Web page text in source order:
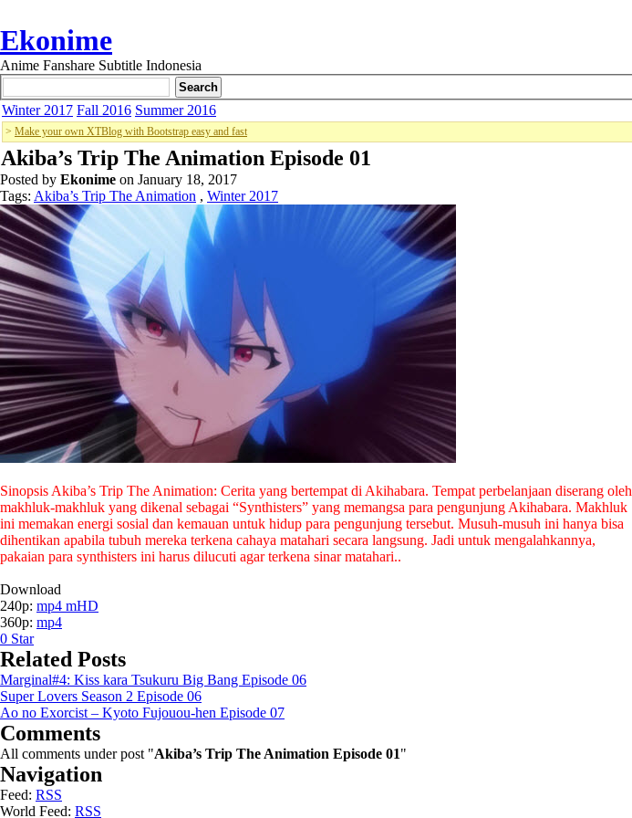
Ekonime
Anime Fanshare Subtitle Indonesia
Winter 2017 Fall 2016 Summer 2016
> Make your own XTBlog with Bootstrap easy and fast
Akiba’s Trip The Animation Episode 01
Posted by Ekonime on January 18, 2017
Tags: Akiba’s Trip The Animation , Winter 2017
Sinopsis Akiba’s Trip The Animation: Cerita yang bertempat di Akihabara. Tempat perbelanjaan diserang oleh
makhluk-makhluk yang dikenal sebagai “Synthisters” yang memangsa para pengunjung Akihabara. Makhluk
ini memakan energi sosial dan kemauan untuk hidup para pengunjung tersebut. Musuh-musuh ini hanya bisa
dihentikan apabila tubuh mereka terkena cahaya matahari secara langsung. Jadi untuk mengalahkannya,
pakaian para synthisters ini harus dilucuti agar terkena sinar matahari..
Download
240p: mp4 mHD
360p: mp4
0 Star
Related Posts
Marginal#4: Kiss kara Tsukuru Big Bang Episode 06
Super Lovers Season 2 Episode 06
Ao no Exorcist – Kyoto Fujouou-hen Episode 07
Comments
All comments under post "Akiba’s Trip The Animation Episode 01"
Navigation
Feed: RSS
World Feed: RSS